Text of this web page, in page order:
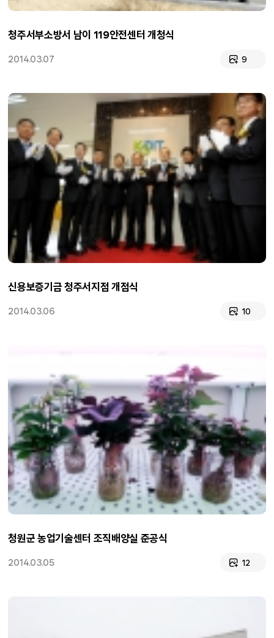
청주서부소방서 남이 119안전센터 개청식
2014.03.07 9
신용보증기금 청주서지점 개점식
2014.03.06 10
청원군 농업기술센터 조직배양실 준공식
2014.03.05 12